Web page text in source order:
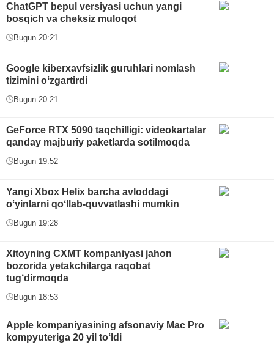
ChatGPT bepul versiyasi uchun yangi
bosqich va cheksiz muloqot
Bugun 20:21
Google kiberxavfsizlik guruhlari nomlash
tizimini oʻzgartirdi
Bugun 20:21
GeForce RTX 5090 taqchilligi: videokartalar
qanday majburiy paketlarda sotilmoqda
Bugun 19:52
Yangi Xbox Helix barcha avloddagi
oʻyinlarni qoʻllab-quvvatlashi mumkin
Bugun 19:28
Xitoyning CXMT kompaniyasi jahon
bozorida yetakchilarga raqobat
tug‘dirmoqda
Bugun 18:53
Apple kompaniyasining afsonaviy Mac Pro
kompyuteriga 20 yil toʻldi